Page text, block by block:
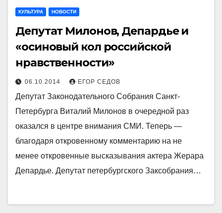
КУЛЬТУРА НОВОСТИ
Депутат Милонов, Депардье и
«осиновый кол российской
нравственности»
06.10.2014 ЕГОР СЕДОВ
Депутат Законодательного Собрания Санкт-
Петербурга Виталий Милонов в очередной раз
оказался в центре внимания СМИ. Теперь —
благодаря откровенному комментарию на не
менее откровенные высказывания актера Жерара
Депардье. Депутат петербургского Заксобрания…